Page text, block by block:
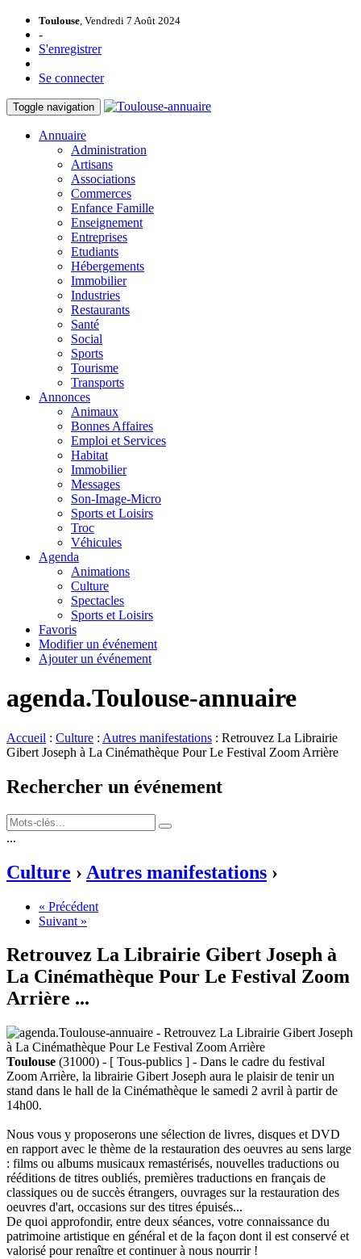
Toulouse, Vendredi 7 Août 2024
-
S'enregistrer
Se connecter
Toggle navigation
Annuaire
Administration
Artisans
Associations
Commerces
Enfance Famille
Enseignement
Entreprises
Etudiants
Hébergements
Immobilier
Industries
Restaurants
Santé
Social
Sports
Tourisme
Transports
Annonces
Animaux
Bonnes Affaires
Emploi et Services
Habitat
Immobilier
Messages
Son-Image-Micro
Sports et Loisirs
Troc
Véhicules
Agenda
Animations
Culture
Spectacles
Sports et Loisirs
Favoris
Modifier un événement
Ajouter un événement
agenda.Toulouse-annuaire
Accueil : Culture : Autres manifestations : Retrouvez La Librairie
Gibert Joseph à La Cinémathèque Pour Le Festival Zoom Arrière
Rechercher un événement
...
Culture › Autres manifestations ›
« Précédent
Suivant »
Retrouvez La Librairie Gibert Joseph à
La Cinémathèque Pour Le Festival Zoom
Arrière ...
Toulouse (31000) - [ Tous-publics ] - Dans le cadre du festival
Zoom Arrière, la librairie Gibert Joseph aura le plaisir de tenir un
stand dans le hall de la Cinémathèque le samedi 2 avril à partir de
14h00.
Nous vous y proposerons une sélection de livres, disques et DVD
en rapport avec le thème de la restauration des oeuvres au sens large
: films ou albums musicaux remastérisés, nouvelles traductions ou
rééditions de titres oubliés, premières traductions en français de
classiques ou de succès étrangers, ouvrages sur la restauration des
oeuvres d'art, occasions sur des titres épuisés...
De quoi approfondir, entre deux séances, votre connaissance du
patrimoine artistique en général et de la façon dont il est conservé et
valorisé pour renaître et continuer à nous nourrir !